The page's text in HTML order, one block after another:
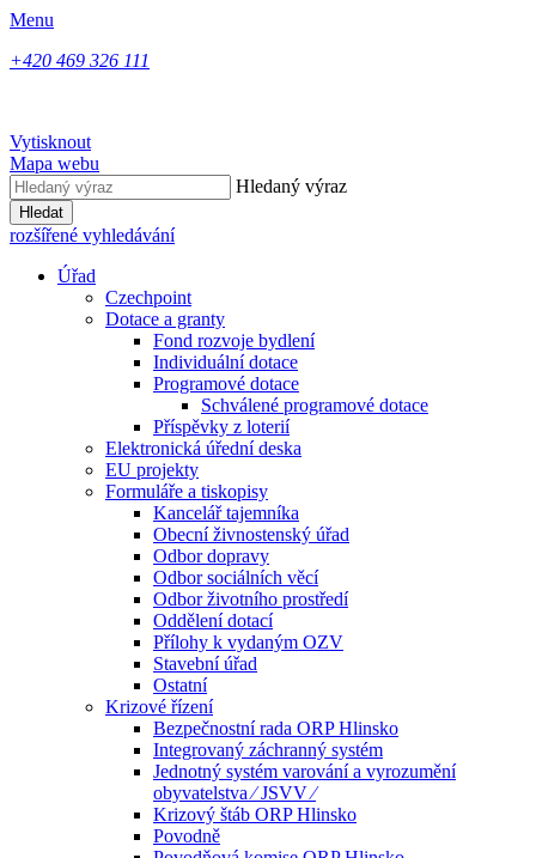
Menu
+420 469 326 111
Vytisknout
Mapa webu
Hledaný výraz
Hledat
rozšířené vyhledávání
Úřad
Czechpoint
Dotace a granty
Fond rozvoje bydlení
Individuální dotace
Programové dotace
Schválené programové dotace
Příspěvky z loterií
Elektronická úřední deska
EU projekty
Formuláře a tiskopisy
Kancelář tajemníka
Obecní živnostenský úřad
Odbor dopravy
Odbor sociálních věcí
Odbor životního prostředí
Oddělení dotací
Přílohy k vydaným OZV
Stavební úřad
Ostatní
Krizové řízení
Bezpečnostní rada ORP Hlinsko
Integrovaný záchranný systém
Jednotný systém varování a vyrozumění
obyvatelstva ⁄ JSVV ⁄
Krizový štáb ORP Hlinsko
Povodně